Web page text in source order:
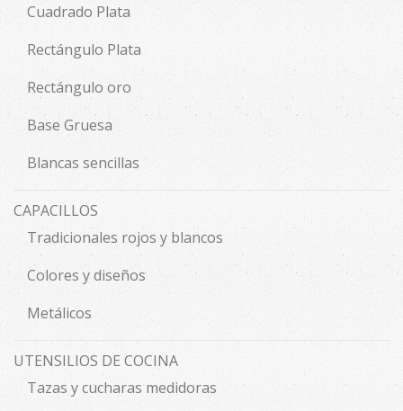
Cuadrado Plata
Rectángulo Plata
Rectángulo oro
Base Gruesa
Blancas sencillas
CAPACILLOS
Tradicionales rojos y blancos
Colores y diseños
Metálicos
UTENSILIOS DE COCINA
Tazas y cucharas medidoras